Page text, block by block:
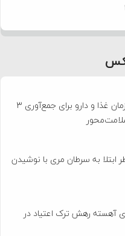
دستور سازمان غذا و دارو برای جمع‌آوری ۳
ابتلا به سرطان مری با نوشیدن
آهسته رهش ترک اعتیاد در